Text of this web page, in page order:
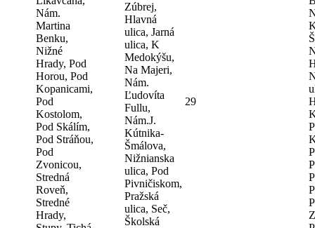
Nám.
Martina
Benku,
Nižné
Hrady, Pod
Horou, Pod
Kopanicami,
Pod
Kostolom,
Pod Skálím,
Pod Stráňou,
Pod
Zvonicou,
Stredná
Roveň,
Stredné
Hrady,
Zúbrej,
Hlavná
ulica, Jarná
ulica, K
Medokýšu,
Na Majeri,
Nám.
Ľudovíta
Fullu,
Nám.J.
Kútnika-
Šmálova,
Nižnianska
ulica, Pod
Pivničiskom,
Pražská
ulica, Seč,
Školská
29